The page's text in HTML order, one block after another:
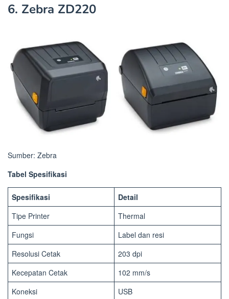
6. Zebra ZD220
Sumber: Zebra
Tabel Spesifikasi
Spesifikasi
Detail
Tipe Printer
Thermal
Fungsi
Label dan resi
Resolusi Cetak
203 dpi
Kecepatan Cetak
102 mm/s
Koneksi
USB